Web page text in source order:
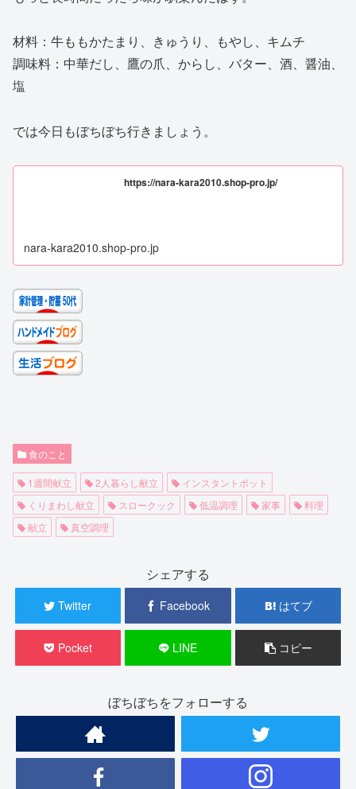
材料：牛ももかたまり、きゅうり、もやし、キムチ
調味料：中華だし、鷹の爪、からし、バター、酒、醤油、
塩
では今日もぼちぼち行きましょう。
https://nara-kara2010.shop-pro.jp/
nara-kara2010.shop-pro.jp
食のこと
1週間献立 2人暮らし献立
インスタントポット
くりまわし献立
スロークック 低温調理 家事
料理
献立
真空調理
シェアする
Twitter Facebook はてブ
Pocket LINE コピー
ぼちぼちをフォローする